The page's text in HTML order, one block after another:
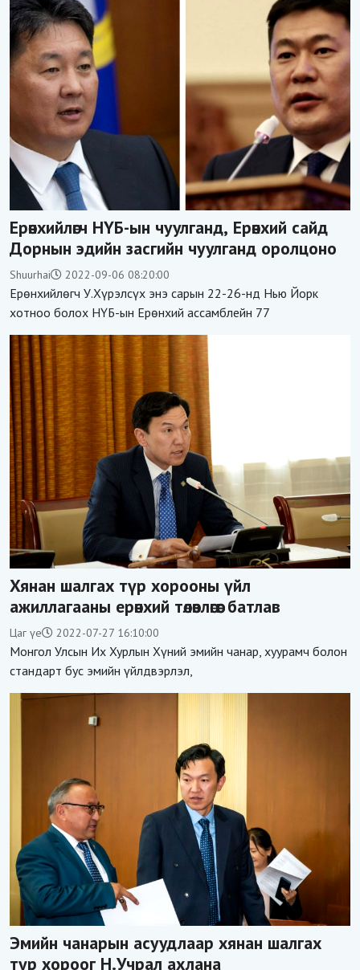
Ерөнхийлөгч НҮБ-ын чуулганд, Ерөнхий сайд
Дорнын эдийн засгийн чуулганд оролцоно
Shuurhai 2022-09-06 08:20:00
Ерөнхийлөгч У.Хүрэлсүх энэ сарын 22-26-нд Нью Йорк
хотноо болох НҮБ-ын Ерөнхий ассамблейн 77
Хянан шалгах түр хорооны үйл
ажиллагааны ерөнхий төлөвлөгөөг батлав
Цаг үе 2022-07-27 16:10:00
Монгол Улсын Их Хурлын Хүний эмийн чанар, хуурамч болон
стандарт бус эмийн үйлдвэрлэл,
Эмийн чанарын асуудлаар хянан шалгах
түр хороог Н.Учрал ахлана